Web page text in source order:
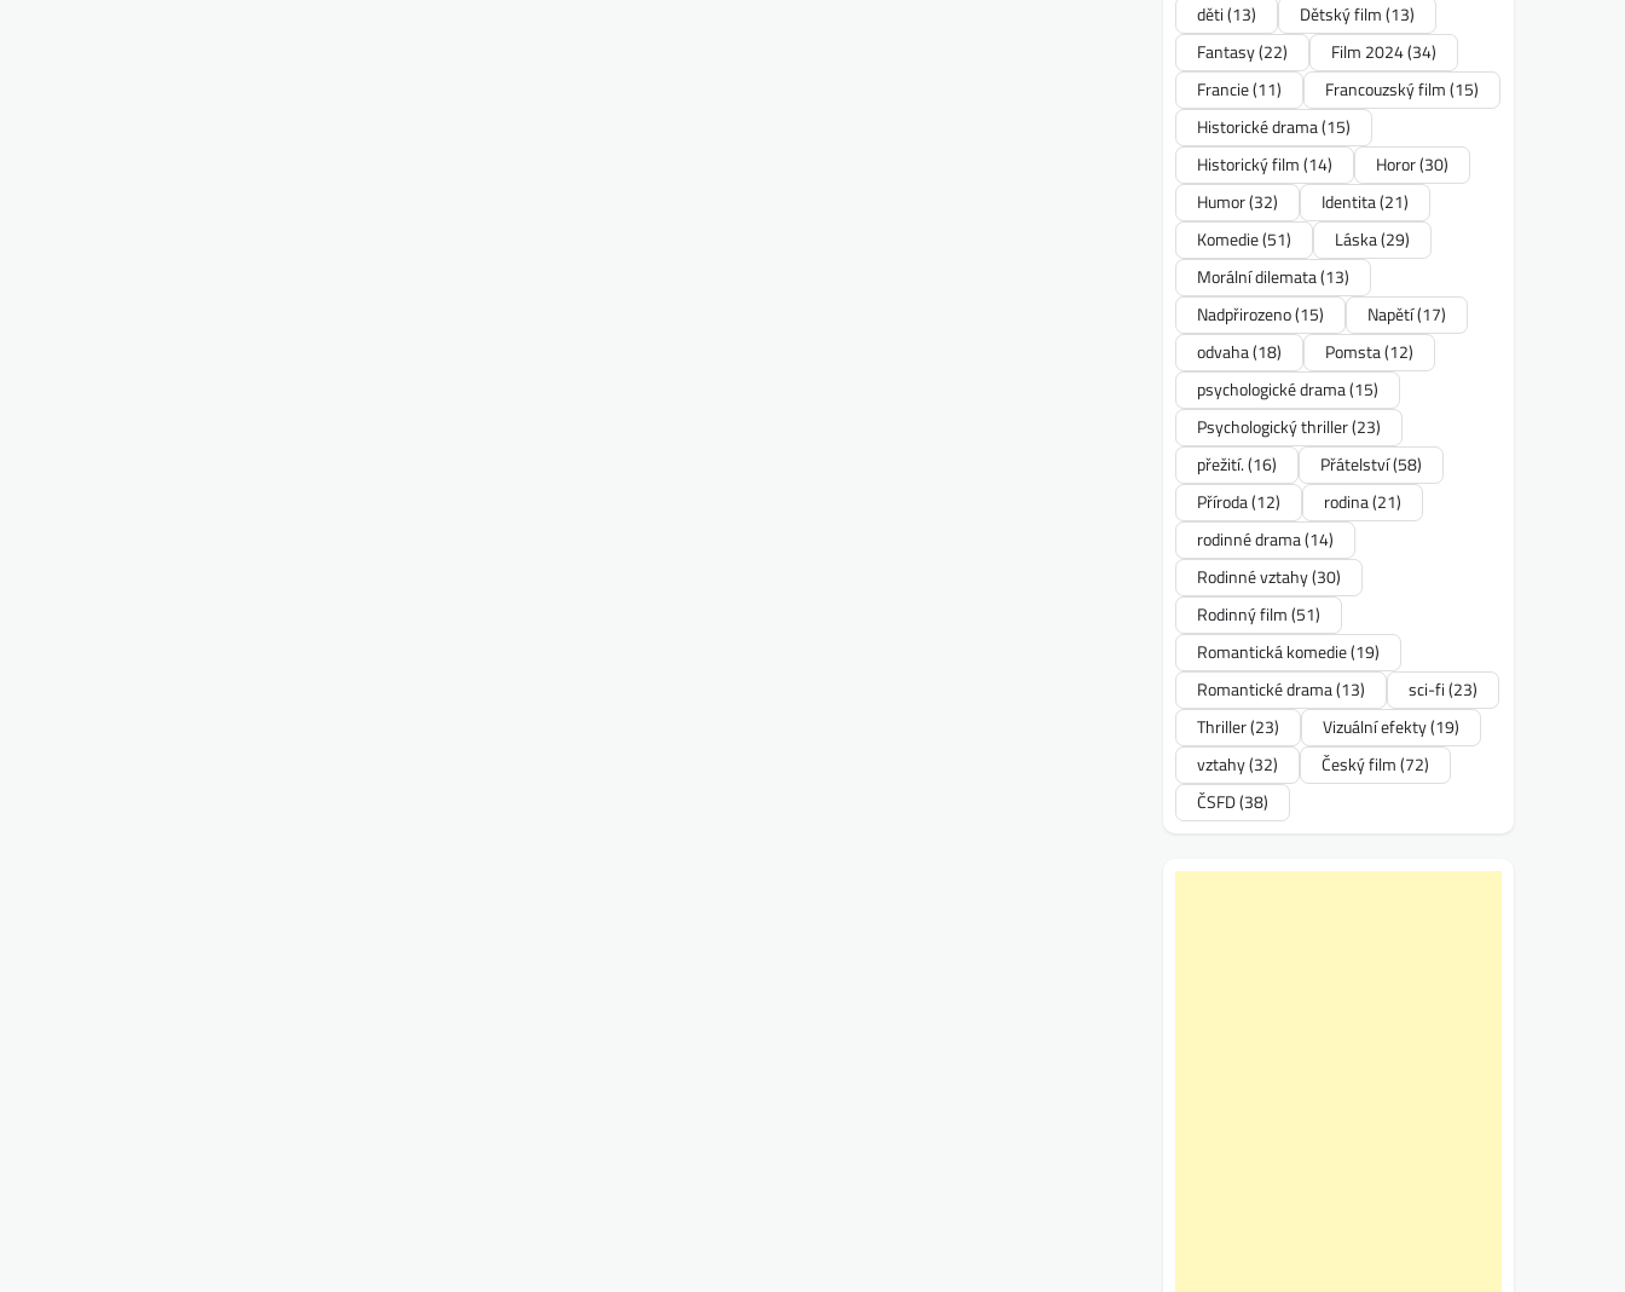
děti(13) Dětský film(13)
Fantasy(22) Film 2024(34)
Francie(11) Francouzský film(15)
Historické drama(15)
Historický film(14) Horor(30)
Humor(32) Identita(21)
Komedie(51) Láska(29)
Morální dilemata(13)
Nadpřirozeno(15) Napětí(17)
odvaha(18) Pomsta(12)
psychologické drama(15)
Psychologický thriller(23)
přežití.(16) Přátelství(58)
Příroda(12) rodina(21)
rodinné drama(14)
Rodinné vztahy(30)
Rodinný film(51)
Romantická komedie(19)
Romantické drama(13) sci-fi(23)
Thriller(23) Vizuální efekty(19)
vztahy(32) Český film(72)
ČSFD(38)